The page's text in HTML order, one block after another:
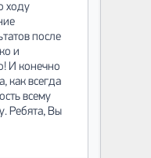
ходу
после
и
И конечно
как всегда
всему
Ребята, Вы